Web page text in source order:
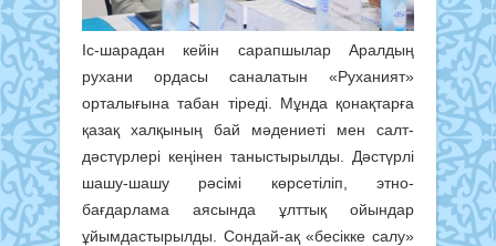
Іс-шарадан кейін сарапшылар Аралдың
рухани ордасы саналатын «Руханият»
орталығына табан тіреді. Мұнда қонақтарға
қазақ халқының бай мәдениеті мен салт-
дәстүрлері кеңінен таныстырылды. Дәстүрлі
шашу-шашу рәсімі көрсетіліп, этно-
бағдарлама аясында ұлттық ойындар
ұйымдастырылды. Сондай-ақ «бесікке салу»